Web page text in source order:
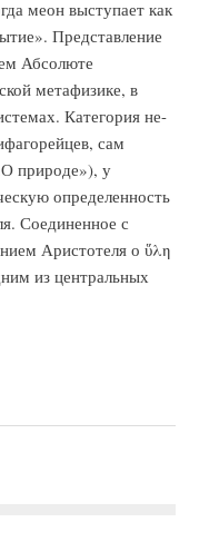
меон выступает как
Представление
Абсолюте
метафизике, в
Категория не-
сам
природе»), у
определенность
Соединенное с
Аристотеля о ὕλη
из центральных